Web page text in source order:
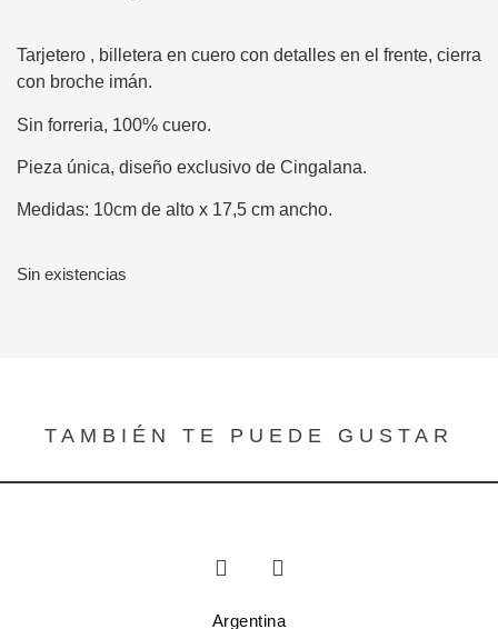
Tarjetero , billetera en cuero con detalles en el frente, cierra
con broche imán.
Sin forreria, 100% cuero.
Pieza única, diseño exclusivo de Cingalana.
Medidas: 10cm de alto x 17,5 cm ancho.
Sin existencias
TAMBIÉN TE PUEDE GUSTAR
Argentina